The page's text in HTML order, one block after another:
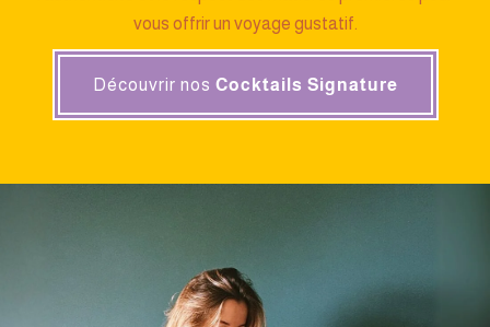
vous offrir un voyage gustatif.
Découvrir nos Cocktails Signature